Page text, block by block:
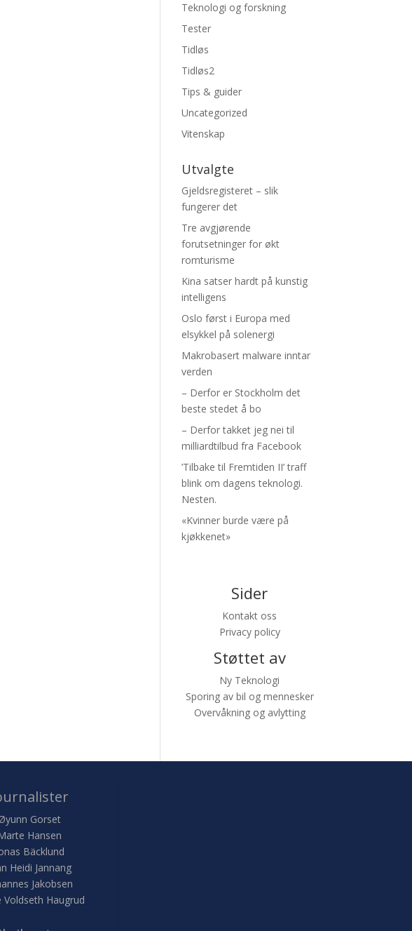
Teknologi og forskning
Tester
Tidløs
Tidløs2
Tips & guider
Uncategorized
Vitenskap
Utvalgte
Gjeldsregisteret – slik
fungerer det
Tre avgjørende
forutsetninger for økt
romturisme
Kina satser hardt på kunstig
intelligens
Oslo først i Europa med
elsykkel på solenergi
Makrobasert malware inntar
verden
– Derfor er Stockholm det
beste stedet å bo
– Derfor takket jeg nei til
milliardtilbud fra Facebook
’Tilbake til Fremtiden II’ traff
blink om dagens teknologi.
Nesten.
«Kvinner burde være på
kjøkkenet»
Sider
Kontakt oss
Privacy policy
Støttet av
Ny Teknologi
Sporing av bil og mennesker
Overvåkning og avlytting
Gorset
Hansen
Bäcklund
Heidi Jannang
Jakobsen
Voldseth Haugrud